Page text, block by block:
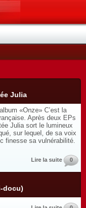
Julia
«Onze» C’est la
Après deux EPs
Julia sort le lumineux
sur lequel, de sa voix
finesse sa vulnérabilité.
Lire la suite 0
docu)